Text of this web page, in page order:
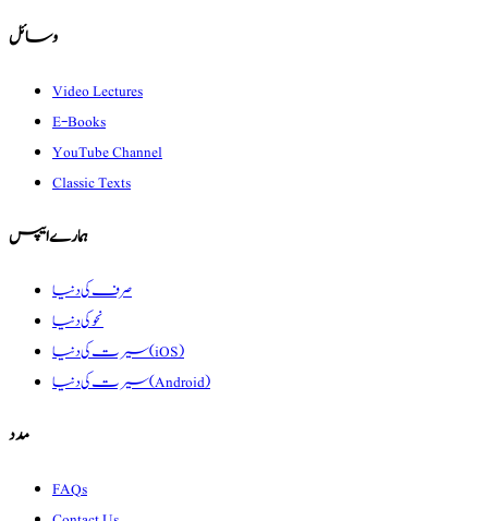
وسائل
Video Lectures
E-Books
YouTube Channel
Classic Texts
ہمارے ایپس
صرف کی دنیا
نحو کی دنیا
سیرت کی دنیا (iOS)
سیرت کی دنیا (Android)
مدد
FAQs